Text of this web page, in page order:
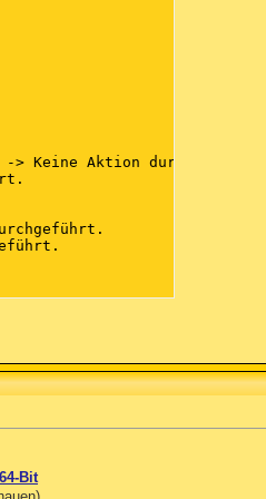
-> Keine Aktion durchgeführt.
AAF7-450B64E7645A} ->
durchgeführt.
Bit